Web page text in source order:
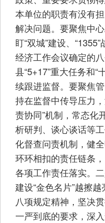
本单位的职责有没有
解决问题。要聚焦中
盯“双城”建设、
经济工作会议确定的
县“5+17”重大任务和“
续跟进监督。要聚焦
持在监督中传导压力
责协同”机制，常态化
析研判、谈心谈话等
化督查问责机制，健
环环相扣的责任链条
各项工作责任落实。
建设“金色名片”越擦
八项规定精神，坚决
一严到底的要求，深